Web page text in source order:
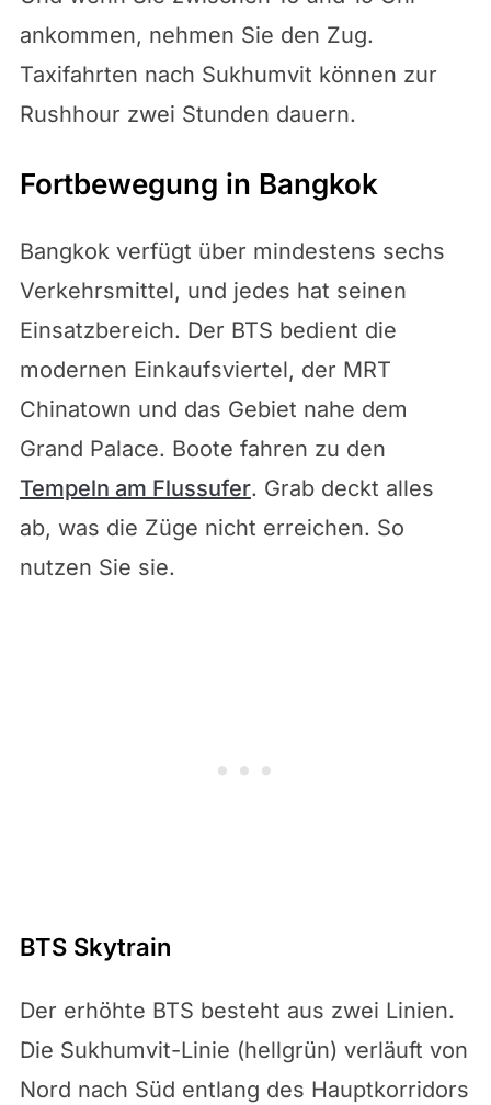
ankommen, nehmen Sie den Zug.
Taxifahrten nach Sukhumvit können zur
Rushhour zwei Stunden dauern.
Fortbewegung in Bangkok
Bangkok verfügt über mindestens sechs
Verkehrsmittel, und jedes hat seinen
Einsatzbereich. Der BTS bedient die
modernen Einkaufsviertel, der MRT
Chinatown und das Gebiet nahe dem
Grand Palace. Boote fahren zu den
Tempeln am Flussufer. Grab deckt alles
ab, was die Züge nicht erreichen. So
nutzen Sie sie.
BTS Skytrain
Der erhöhte BTS besteht aus zwei Linien.
Die Sukhumvit-Linie (hellgrün) verläuft von
Nord nach Süd entlang des Hauptkorridors